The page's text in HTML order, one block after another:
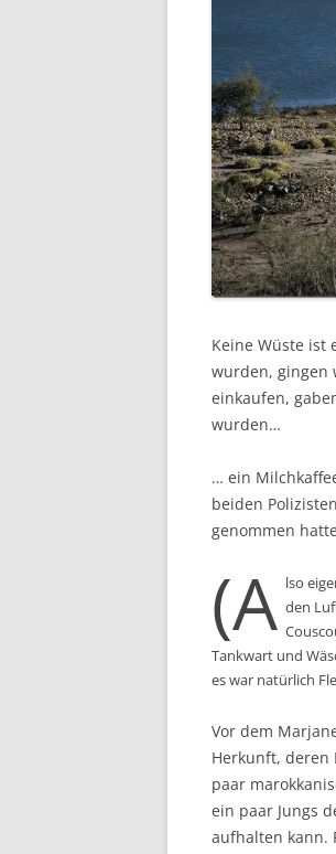
Keine Wüste ist
wurden, gingen
einkaufen,
wurden…
… ein
beiden
genommen
(A lso
den
Tankwart und
es war natürlich
Vor dem
Herkunft, deren
paar
ein paar Jungs
aufhalten kann.